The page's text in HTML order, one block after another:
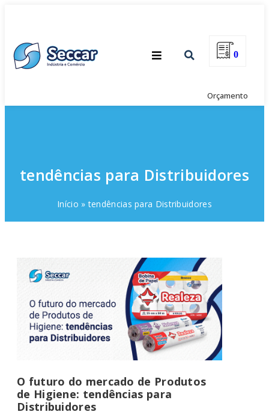
0
Orçamento
tendências para Distribuidores
Início »tendências para Distribuidores
O futuro do mercado de Produtos
de Higiene: tendências para
Distribuidores